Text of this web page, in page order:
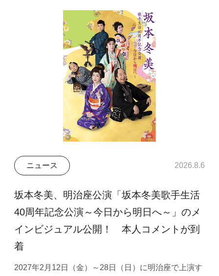
ニュース 2026.8.6
坂本冬美、明治座公演「坂本冬美歌手生活
40周年記念公演～今日から明日へ～」のメ
インビジュアル公開！ 本人コメントが到
着
2027年2月12日（金）～28日（日）に明治座で上演す